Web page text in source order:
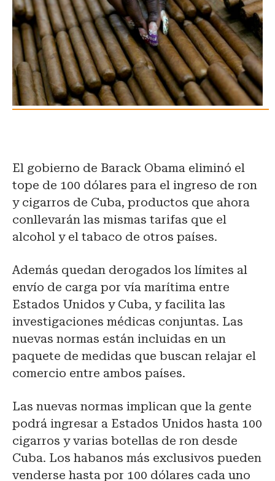
El gobierno de Barack Obama eliminó el
tope de 100 dólares para el ingreso de ron
y cigarros de Cuba, productos que ahora
conllevarán las mismas tarifas que el
alcohol y el tabaco de otros países.
Además quedan derogados los límites al
envío de carga por vía marítima entre
Estados Unidos y Cuba, y facilita las
investigaciones médicas conjuntas. Las
nuevas normas están incluidas en un
paquete de medidas que buscan relajar el
comercio entre ambos países.
Las nuevas normas implican que la gente
podrá ingresar a Estados Unidos hasta 100
cigarros y varias botellas de ron desde
Cuba. Los habanos más exclusivos pueden
venderse hasta por 100 dólares cada uno